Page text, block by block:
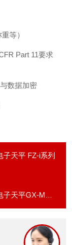
等）
Part 11要求
数据加密
天平 FZ-i系列
平GX-M系列